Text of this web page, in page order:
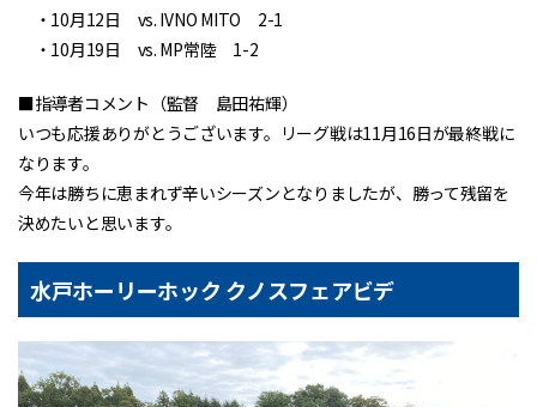
・10月12日 vs. IVNO MITO 2-1
・10月19日 vs. MP常陸 1-2
■指導者コメント（監督 島田祐輝）
いつも応援ありがとうございます。リーグ戦は11月16日が最終戦に
なります。
今年は勝ちに恵まれず辛いシーズンとなりましたが、勝って残留を
決めたいと思います。
水戸ホーリーホック クノスフェアビデ